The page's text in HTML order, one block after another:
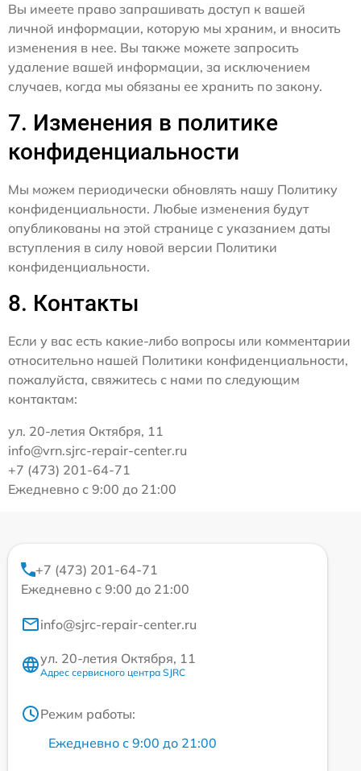
Вы имеете право запрашивать доступ к вашей
личной информации, которую мы храним, и вносить
изменения в нее. Вы также можете запросить
удаление вашей информации, за исключением
случаев, когда мы обязаны ее хранить по закону.
7. Изменения в политике
конфиденциальности
Мы можем периодически обновлять нашу Политику
конфиденциальности. Любые изменения будут
опубликованы на этой странице с указанием даты
вступления в силу новой версии Политики
конфиденциальности.
8. Контакты
Если у вас есть какие-либо вопросы или комментарии
относительно нашей Политики конфиденциальности,
пожалуйста, свяжитесь с нами по следующим
контактам:
ул. 20-летия Октября, 11
info@vrn.sjrc-repair-center.ru
+7 (473) 201-64-71
Ежедневно с 9:00 до 21:00
+7 (473) 201-64-71
Ежедневно с 9:00 до 21:00
info@sjrc-repair-center.ru
ул. 20-летия Октября, 11
Адрес сервисного центра SJRC
Режим работы:
Ежедневно с 9:00 до 21:00